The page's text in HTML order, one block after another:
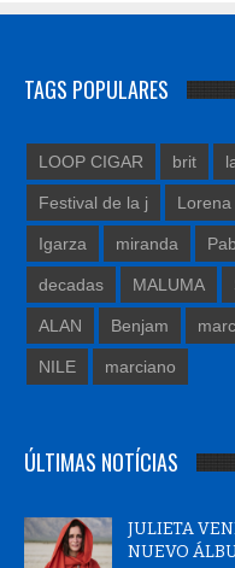
TAGS POPULARES
LOOP CIGAR brit
Festival de la j Lorena
Igarza miranda
decadas MALUMA
ALAN Benjam
NILE marciano
ÚLTIMAS NOTÍCIAS
JULIETA
NUEVO